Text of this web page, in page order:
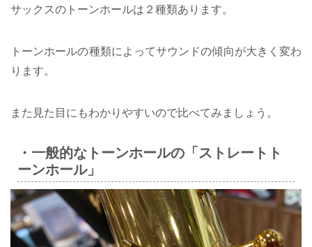
サックスのトーンホールは２種類あります。
トーンホールの種類によってサウンドの傾向が大きく変わ
ります。
また見た目にもわかりやすいので比べてみましょう。
・一般的なトーンホールの「ストレートト
ーンホール」